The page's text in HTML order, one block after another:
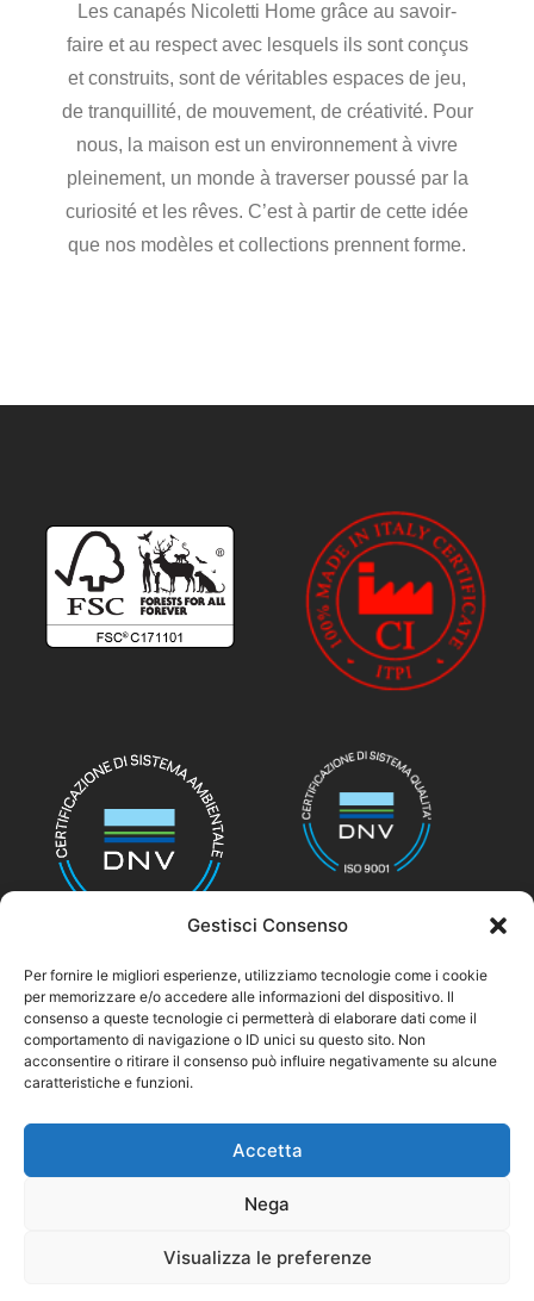
Gestisci Consenso
Per fornire le migliori esperienze, utilizziamo tecnologie come i cookie
per memorizzare e/o accedere alle informazioni del dispositivo. Il
consenso a queste tecnologie ci permetterà di elaborare dati come il
comportamento di navigazione o ID unici su questo sito. Non
acconsentire o ritirare il consenso può influire negativamente su alcune
caratteristiche e funzioni.
Accetta
Nega
Visualizza le preferenze
Les canapés Nicoletti Home grâce au savoir-
faire et au respect avec lesquels ils sont conçus
et construits, sont de véritables espaces de jeu,
de tranquillité, de mouvement, de créativité. Pour
nous, la maison est un environnement à vivre
pleinement, un monde à traverser poussé par la
curiosité et les rêves. C’est à partir de cette idée
que nos modèles et collections prennent forme.
© nicolettihome.com – P.IVA IT01171030776